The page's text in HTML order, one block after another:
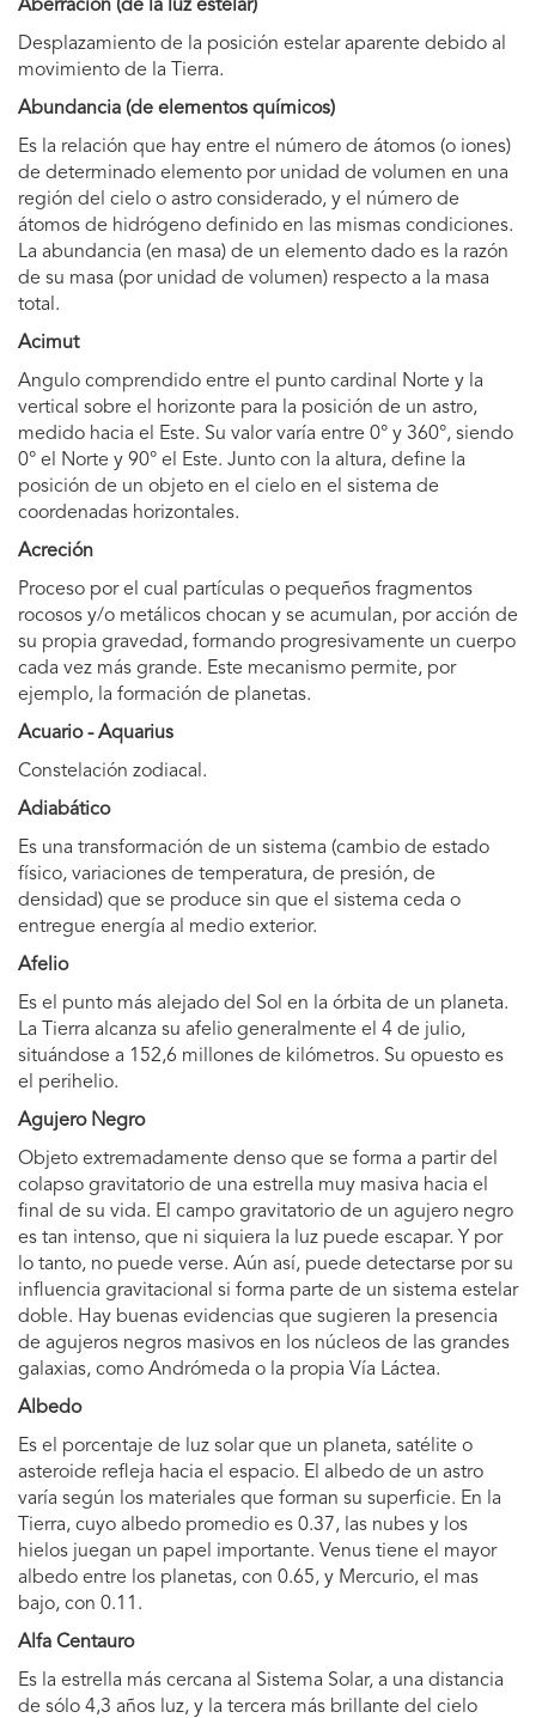
Aberración (de la luz estelar)
Desplazamiento de la posición estelar aparente debido al
movimiento de la Tierra.
Abundancia (de elementos químicos)
Es la relación que hay entre el número de átomos (o iones)
de determinado elemento por unidad de volumen en una
región del cielo o astro considerado, y el número de
átomos de hidrógeno definido en las mismas condiciones.
La abundancia (en masa) de un elemento dado es la razón
de su masa (por unidad de volumen) respecto a la masa
total.
Acimut
Angulo comprendido entre el punto cardinal Norte y la
vertical sobre el horizonte para la posición de un astro,
medido hacia el Este. Su valor varía entre 0° y 360°, siendo
0° el Norte y 90° el Este. Junto con la altura, define la
posición de un objeto en el cielo en el sistema de
coordenadas horizontales.
Acreción
Proceso por el cual partículas o pequeños fragmentos
rocosos y/o metálicos chocan y se acumulan, por acción de
su propia gravedad, formando progresivamente un cuerpo
cada vez más grande. Este mecanismo permite, por
ejemplo, la formación de planetas.
Acuario - Aquarius
Constelación zodiacal.
Adiabático
Es una transformación de un sistema (cambio de estado
físico, variaciones de temperatura, de presión, de
densidad) que se produce sin que el sistema ceda o
entregue energía al medio exterior.
Afelio
Es el punto más alejado del Sol en la órbita de un planeta.
La Tierra alcanza su afelio generalmente el 4 de julio,
situándose a 152,6 millones de kilómetros. Su opuesto es
el perihelio.
Agujero Negro
Objeto extremadamente denso que se forma a partir del
colapso gravitatorio de una estrella muy masiva hacia el
final de su vida. El campo gravitatorio de un agujero negro
es tan intenso, que ni siquiera la luz puede escapar. Y por
lo tanto, no puede verse. Aún así, puede detectarse por su
influencia gravitacional si forma parte de un sistema estelar
doble. Hay buenas evidencias que sugieren la presencia
de agujeros negros masivos en los núcleos de las grandes
galaxias, como Andrómeda o la propia Vía Láctea.
Albedo
Es el porcentaje de luz solar que un planeta, satélite o
asteroide refleja hacia el espacio. El albedo de un astro
varía según los materiales que forman su superficie. En la
Tierra, cuyo albedo promedio es 0.37, las nubes y los
hielos juegan un papel importante. Venus tiene el mayor
albedo entre los planetas, con 0.65, y Mercurio, el mas
bajo, con 0.11.
Alfa Centauro
Es la estrella más cercana al Sistema Solar, a una distancia
de sólo 4,3 años luz, y la tercera más brillante del cielo